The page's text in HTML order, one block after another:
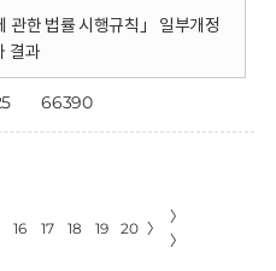
관한 법률 시행규칙」 일부개정
결과
66390
16 17 18 19 20 〉
〉
〉